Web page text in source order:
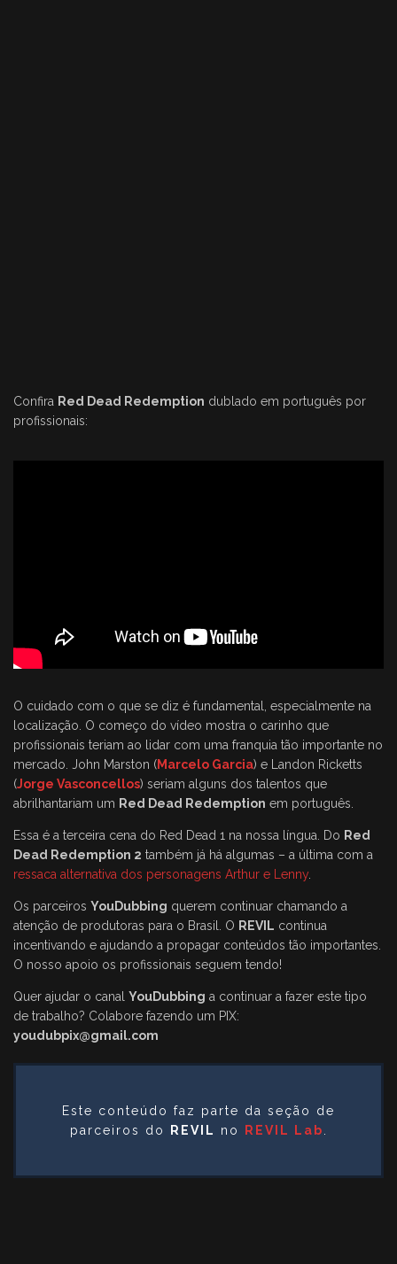
Confira Red Dead Redemption dublado em português por
profissionais:
O cuidado com o que se diz é fundamental, especialmente na
localização. O começo do vídeo mostra o carinho que
profissionais teriam ao lidar com uma franquia tão importante no
mercado. John Marston (Marcelo Garcia) e Landon Ricketts
(Jorge Vasconcellos) seriam alguns dos talentos que
abrilhantariam um Red Dead Redemption em português.
Essa é a terceira cena do Red Dead 1 na nossa língua. Do Red
Dead Redemption 2 também já há algumas – a última com a
ressaca alternativa dos personagens Arthur e Lenny.
Os parceiros YouDubbing querem continuar chamando a
atenção de produtoras para o Brasil. O REVIL continua
incentivando e ajudando a propagar conteúdos tão importantes.
O nosso apoio os profissionais seguem tendo!
Quer ajudar o canal YouDubbing a continuar a fazer este tipo
de trabalho? Colabore fazendo um PIX:
youdubpix@gmail.com
Este conteúdo faz parte da seção de
parceiros do REVIL no REVIL Lab